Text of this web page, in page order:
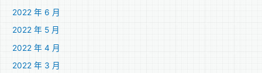
2022 年 6 月
2022 年 5 月
2022 年 4 月
2022 年 3 月